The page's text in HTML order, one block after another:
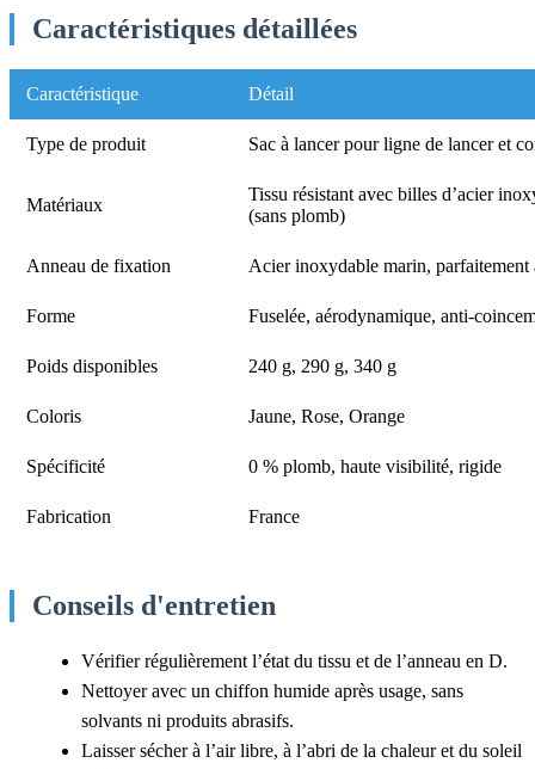
Caractéristiques détaillées
Caractéristique Détail
Type de produit Sac à lancer pour ligne de lancer et
Matériaux
Tissu résistant avec billes d’acier
(sans plomb)
Anneau de fixation Acier inoxydable marin, parfaitement
Forme Fuselée, aérodynamique, anti-
Poids disponibles 240 g, 290 g, 340 g
Coloris Jaune, Rose, Orange
Spécificité 0 % plomb, haute visibilité, rigide
Fabrication France
Conseils d'entretien
Vérifier régulièrement l’état du tissu et de l’anneau en D.
Nettoyer avec un chiffon humide après usage, sans
solvants ni produits abrasifs.
Laisser sécher à l’air libre, à l’abri de la chaleur et du soleil